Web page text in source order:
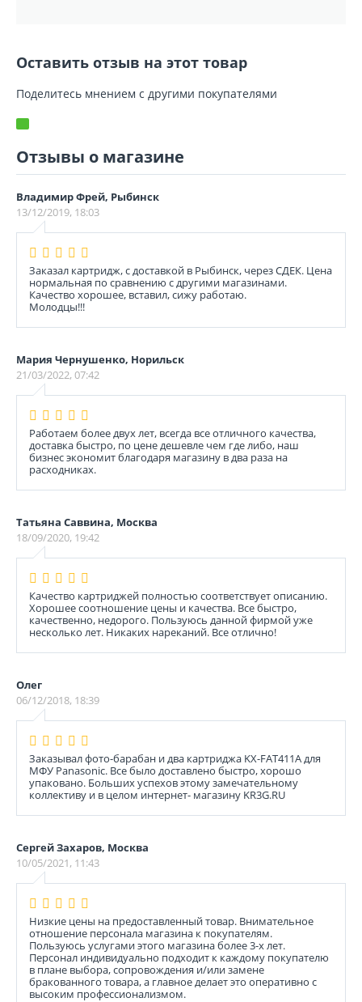
Оставить отзыв на этот товар
Поделитесь мнением с другими покупателями
Отзывы о магазине
Владимир Фрей, Рыбинск
13/12/2019, 18:03
Заказал картридж, с доставкой в Рыбинск, через СДЕК. Цена
нормальная по сравнению с другими магазинами.
Качество хорошее, вставил, сижу работаю.
Молодцы!!!
Мария Чернушенко, Норильск
21/03/2022, 07:42
Работаем более двух лет, всегда все отличного качества,
доставка быстро, по цене дешевле чем где либо, наш
бизнес экономит благодаря магазину в два раза на
расходниках.
Татьяна Саввина, Москва
18/09/2020, 19:42
Качество картриджей полностью соответствует описанию.
Хорошее соотношение цены и качества. Все быстро,
качественно, недорого. Пользуюсь данной фирмой уже
несколько лет. Никаких нареканий. Все отлично!
Олег
06/12/2018, 18:39
Заказывал фото-барабан и два картриджа KX-FAT411A для
МФУ Panasonic. Все было доставлено быстро, хорошо
упаковано. Больших успехов этому замечательному
коллективу и в целом интернет- магазину KR3G.RU
Сергей Захаров, Москва
10/05/2021, 11:43
Низкие цены на предоставленный товар. Внимательное
отношение персонала магазина к покупателям.
Пользуюсь услугами этого магазина более 3-х лет.
Персонал индивидуально подходит к каждому покупателю
в плане выбора, сопровождения и/или замене
бракованного товара, а главное делает это оперативно с
высоким профессионализмом.